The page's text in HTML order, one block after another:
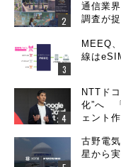
通信業
調査が
MEEQ
線は
NTTド
化”へ
ェント作
古野電
星から